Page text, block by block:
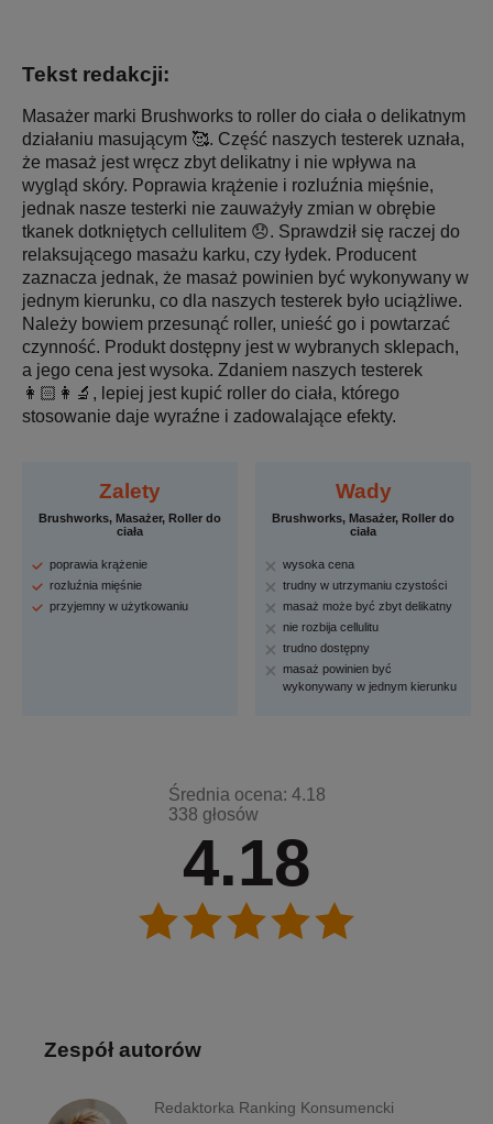
Tekst redakcji:
Masażer marki Brushworks to roller do ciała o delikatnym
działaniu masującym 🥰. Część naszych testerek uznała,
że masaż jest wręcz zbyt delikatny i nie wpływa na
wygląd skóry. Poprawia krążenie i rozluźnia mięśnie,
jednak nasze testerki nie zauważyły zmian w obrębie
tkanek dotkniętych cellulitem 😞. Sprawdził się raczej do
relaksującego masażu karku, czy łydek. Producent
zaznacza jednak, że masaż powinien być wykonywany w
jednym kierunku, co dla naszych testerek było uciążliwe.
Należy bowiem przesunąć roller, unieść go i powtarzać
czynność. Produkt dostępny jest w wybranych sklepach,
a jego cena jest wysoka. Zdaniem naszych testerek
👩🏻‍👩‍🔬, lepiej jest kupić roller do ciała, którego
stosowanie daje wyraźne i zadowalające efekty.
Zalety
Brushworks, Masażer, Roller do
ciała
poprawia krążenie
rozluźnia mięśnie
przyjemny w użytkowaniu
Wady
Brushworks, Masażer, Roller do
ciała
wysoka cena
trudny w utrzymaniu czystości
masaż może być zbyt delikatny
nie rozbija cellulitu
trudno dostępny
masaż powinien być
wykonywany w jednym kierunku
4.18
Średnia ocena: 4.18
338 głosów
Zespół autorów
Redaktorka Ranking Konsumencki